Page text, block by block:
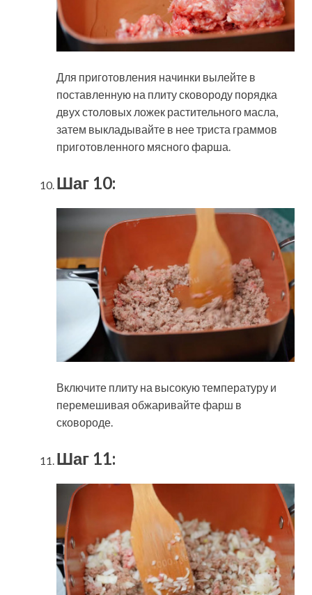
Для приготовления начинки вылейте в
поставленную на плиту сковороду порядка
двух столовых ложек растительного масла,
затем выкладывайте в нее триста граммов
приготовленного мясного фарша.
Шаг 10:
Включите плиту на высокую температуру и
перемешивая обжаривайте фарш в
сковороде.
Шаг 11: